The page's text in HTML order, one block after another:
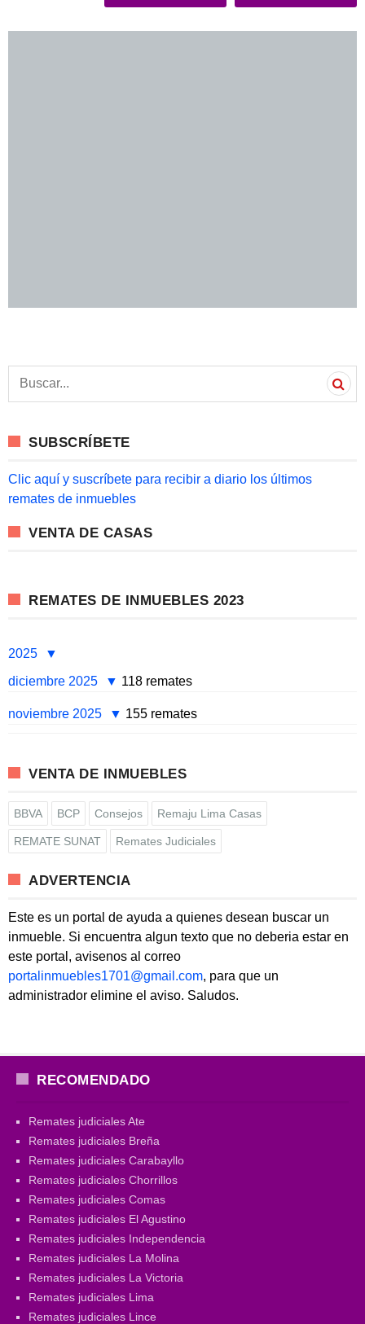
a
h
o
:
SUBSCRÍBETE
Clic aquí y suscríbete para recibir a diario los últimos
remates de inmuebles
VENTA DE CASAS
REMATES DE INMUEBLES 2023
2025
diciembre 2025
118 remates
noviembre 2025 155 remates
VENTA DE INMUEBLES
BBVA BCP Consejos Remaju Lima Casas
REMATE SUNAT Remates Judiciales
ADVERTENCIA
Este es un portal de ayuda a quienes desean buscar un
inmueble. Si encuentra algun texto que no deberia estar en
este portal, avisenos al correo
portalinmuebles1701@gmail.com, para que un
administrador elimine el aviso. Saludos.
RECOMENDADO
Remates judiciales Ate
Remates judiciales Breña
Remates judiciales Carabayllo
Remates judiciales Chorrillos
Remates judiciales Comas
Remates judiciales El Agustino
Remates judiciales Independencia
Remates judiciales La Molina
Remates judiciales La Victoria
Remates judiciales Lima
Remates judiciales Lince